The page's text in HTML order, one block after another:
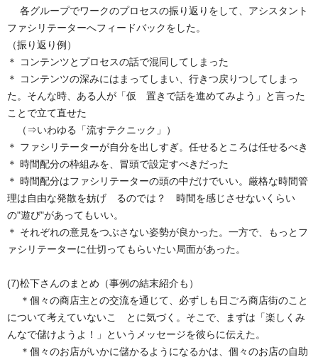
各グループでワークのプロセスの振り返りをして、アシスタント
ファシリテーターへフィードバックをした。
（振り返り例）
＊ コンテンツとプロセスの話で混同してしまった
＊ コンテンツの深みにはまってしまい、行きつ戻りつしてしまっ
た。そんな時、ある人が「仮 置きで話を進めてみよう」と言った
ことで立て直せた
（⇒いわゆる「流すテクニック」）
＊ ファシリテーターが自分を出しすぎ。任せるところは任せるべき
＊ 時間配分の枠組みを、冒頭で設定すべきだった
＊ 時間配分はファシリテーターの頭の中だけでいい。厳格な時間管
理は自由な発散を妨げ るのでは？ 時間を感じさせないくらい
の"遊び"があってもいい。
＊ それぞれの意見をつぶさない姿勢が良かった。一方で、もっとフ
ァシリテーターに仕切ってもらいたい局面があった。
(7)松下さんのまとめ（事例の結末紹介も）
＊個々の商店主との交流を通じて、必ずしも日ごろ商店街のこと
について考えていないこ とに気づく。そこで、まずは「楽しくみ
んなで儲けようよ！」というメッセージを彼らに伝えた。
＊個々のお店がいかに儲かるようになるかは、個々のお店の自助